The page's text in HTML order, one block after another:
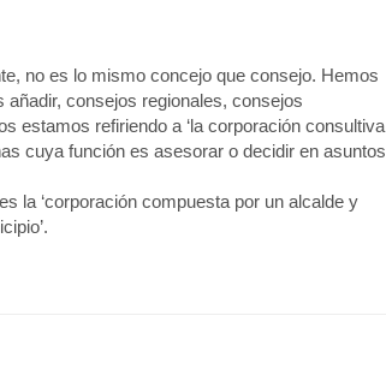
no es lo mismo concejo que consejo. Hemos
consejos regionales, consejos
estamos refiriendo a ‘la corporación consultiva
cuya función es asesorar o decidir en asuntos
la ‘corporación compuesta por un alcalde y